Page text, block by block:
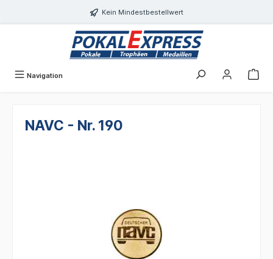
Kein Mindestbestellwert
Navigation
NAVC - Nr. 190